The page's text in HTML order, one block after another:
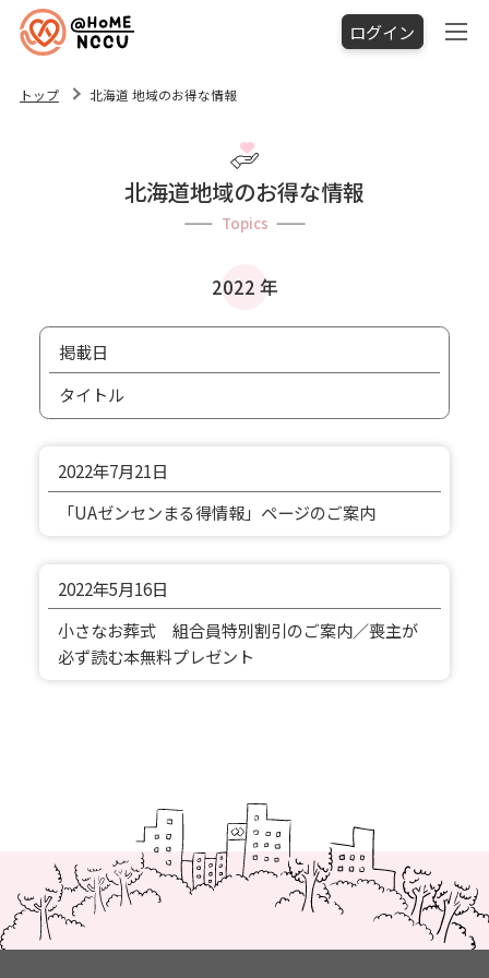
ログイン
トップ 北海道 地域のお得な情報
北海道地域のお得な情報
Topics
2022 年
掲載日
タイトル
2022年7月21日
「UAゼンセンまる得情報」ページのご案内
2022年5月16日
小さなお葬式 組合員特別割引のご案内／喪主が
必ず読む本無料プレゼント